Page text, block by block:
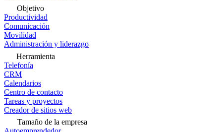
Objetivo
Productividad
Comunicación
Movilidad
Administración y liderazgo
Herramienta
Telefonía
CRM
Calendarios
Centro de contacto
Tareas y proyectos
Creador de sitios web
Tamaño de la empresa